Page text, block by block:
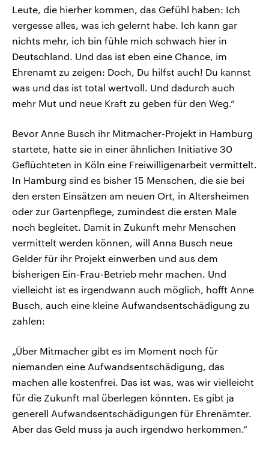
Leute, die hierher kommen, das Gefühl haben: Ich
vergesse alles, was ich gelernt habe. Ich kann gar
nichts mehr, ich bin fühle mich schwach hier in
Deutschland. Und das ist eben eine Chance, im
Ehrenamt zu zeigen: Doch, Du hilfst auch! Du kannst
was und das ist total wertvoll. Und dadurch auch
mehr Mut und neue Kraft zu geben für den Weg.“
Bevor Anne Busch ihr Mitmacher-Projekt in Hamburg
startete, hatte sie in einer ähnlichen Initiative 30
Geflüchteten in Köln eine Freiwilligenarbeit vermittelt.
In Hamburg sind es bisher 15 Menschen, die sie bei
den ersten Einsätzen am neuen Ort, in Altersheimen
oder zur Gartenpflege, zumindest die ersten Male
noch begleitet. Damit in Zukunft mehr Menschen
vermittelt werden können, will Anna Busch neue
Gelder für ihr Projekt einwerben und aus dem
bisherigen Ein-Frau-Betrieb mehr machen. Und
vielleicht ist es irgendwann auch möglich, hofft Anne
Busch, auch eine kleine Aufwandsentschädigung zu
zahlen:
„Über Mitmacher gibt es im Moment noch für
niemanden eine Aufwandsentschädigung, das
machen alle kostenfrei. Das ist was, was wir vielleicht
für die Zukunft mal überlegen könnten. Es gibt ja
generell Aufwandsentschädigungen für Ehrenämter.
Aber das Geld muss ja auch irgendwo herkommen.“